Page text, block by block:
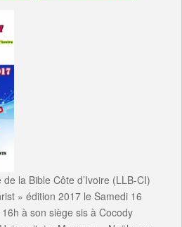
la Bible Côte d’Ivoire (LLB-CI)
» édition 2017 le Samedi 16
à son siège sis à Cocody